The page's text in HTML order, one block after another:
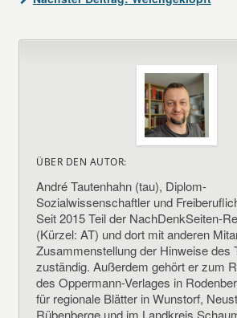
ÜBER DEN AUTOR:
André Tautenhahn (tau), Diplom-
Sozialwissenschaftler und
Seit 2015 Teil der NachDenkSeiten-
(Kürzel: AT) und dort mit anderen
Zusammenstellung der Hinweise des
zuständig. Außerdem gehört er zum
des Oppermann-Verlages in
für regionale Blätter in Wunstorf,
Rübenberge und im Landkreis